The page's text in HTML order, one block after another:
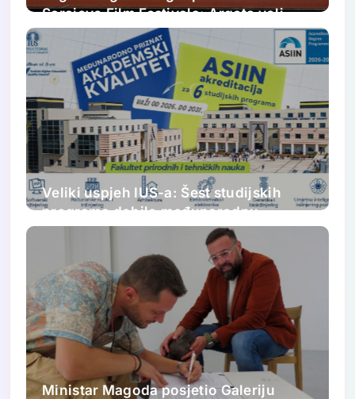
Sarajevo Film Festivala: Argeta voli
Sarajevo Film Festival. Ljubav kao u
filmovima.
Veliki uspjeh IUS-a: Šest studijskih
programa dobilo međunarodnu
akreditaciju
Ministar Magoda posjetio Galeriju